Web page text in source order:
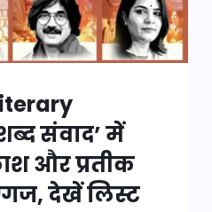
संवाद’ में
और प्रतीक
देखें लिस्ट